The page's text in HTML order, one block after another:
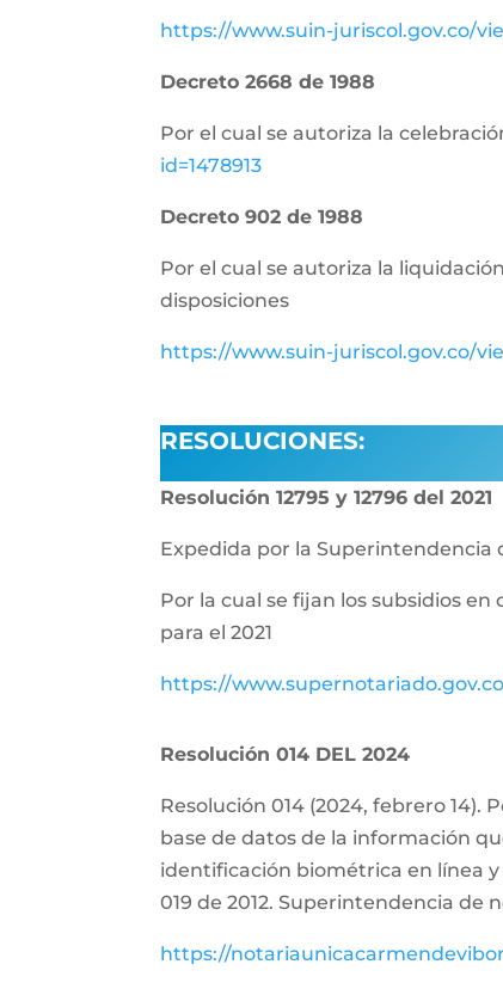
https://www.suin-juriscol.gov.co/
Decreto 2668 de 1988
Por el cual se autoriza la
id=1478913
Decreto 902 de 1988
Por el cual se autoriza la
disposiciones
https://www.suin-juriscol.gov.co/
RESOLUCIONES:
Resolución 12795 y 12796 del 2021
Expedida por la Superintendencia
Por la cual se fijan los subsidios
para el 2021
https://
Resolución 014 DEL 2024
Resolución 014 (2024, febrero
base de datos de la información
identificación biométrica en línea
019 de 2012. Superintendencia
https://